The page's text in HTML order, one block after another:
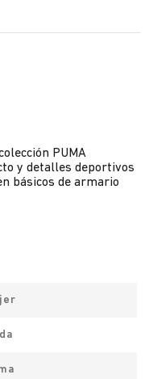
PUMA
y detalles deportivos
básicos de armario